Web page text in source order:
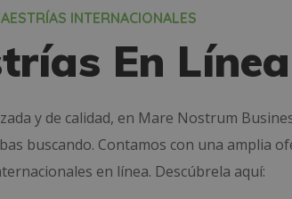
INTERNACIONALES
En Línea
y de calidad, en Mare Nostrum
buscando. Contamos con una amplia
en línea. Descúbrela aquí: